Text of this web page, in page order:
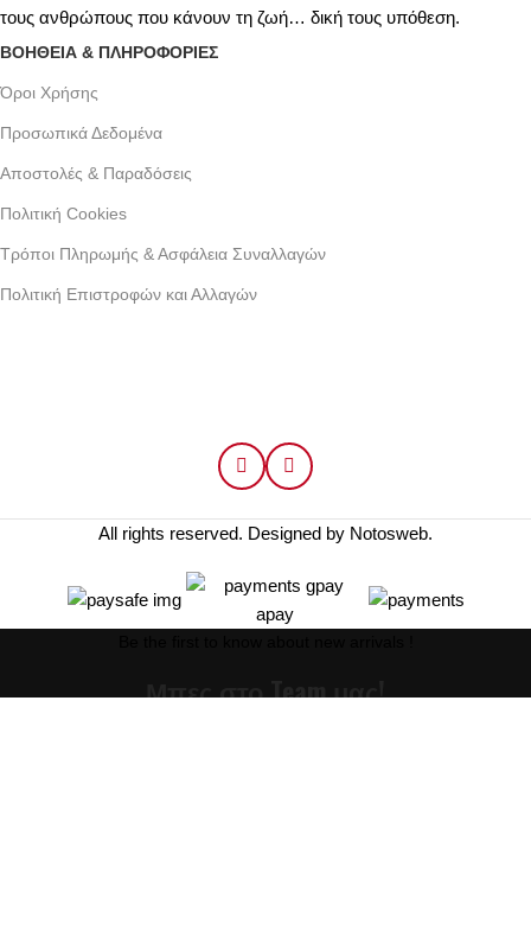
τους ανθρώπους που κάνουν τη ζωή… δική τους υπόθεση.
ΒΟΗΘΕΙΑ & ΠΛΗΡΟΦΟΡΙΕΣ
Όροι Xρήσης
Προσωπικά Δεδομένα
Αποστολές & Παραδόσεις
Πολιτική Cookies
Τρόποι Πληρωμής & Ασφάλεια Συναλλαγών
Πολιτική Επιστροφών και Αλλαγών
All rights reserved. Designed by Notosweb.
Μπες στο Team μας!